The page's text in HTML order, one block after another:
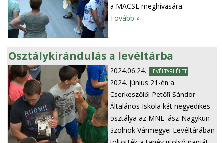
a MACSE meghívására.
Tovább »
Osztálykirándulás a levéltárba
2024.06.24. LEVÉLTÁRI ÉLET
2024. június 21-én a
Cserkeszőlői Petőfi Sándor
Általános Iskola két negyedikes
osztálya az MNL Jász-Nagykun-
Szolnok Vármegyei Levéltárában